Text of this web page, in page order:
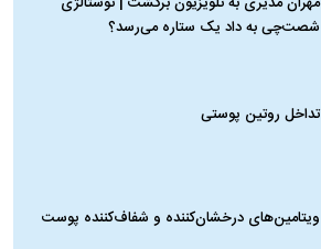
شصت‌چی به داد یک ستاره می‌رسد؟
تداخل روتین پوستی
ویتامین‌های درخشان‌کننده و شفاف‌کننده پوست